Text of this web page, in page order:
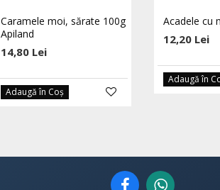
Caramele moi, sărate 100g
Apiland
14,80 Lei
Adaugă în Coş
Catina in
Hoyer
Acadele cu
12,20 Lei
Adaugă în